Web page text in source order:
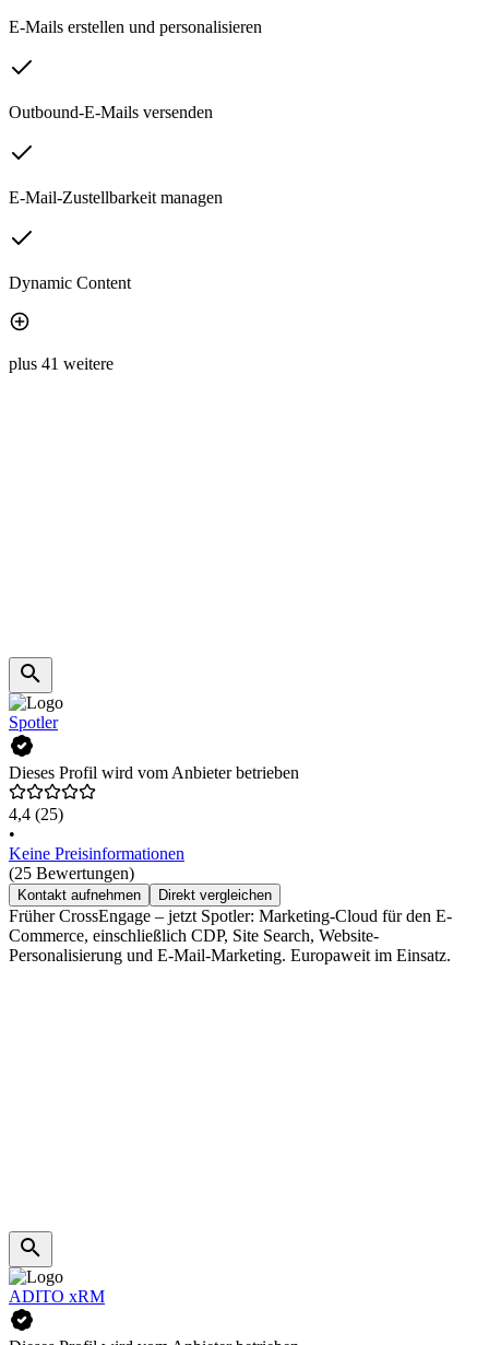
E-Mails erstellen und personalisieren
Outbound-E-Mails versenden
E-Mail-Zustellbarkeit managen
Dynamic Content
plus 41 weitere
Spotler
Dieses Profil wird vom Anbieter betrieben
4,4 (25)
•
Keine Preisinformationen
(25 Bewertungen)
Kontakt aufnehmen Direkt vergleichen
Früher CrossEngage – jetzt Spotler: Marketing-Cloud für den E-
Commerce, einschließlich CDP, Site Search, Website-
Personalisierung und E-Mail-Marketing. Europaweit im Einsatz.
ADITO xRM